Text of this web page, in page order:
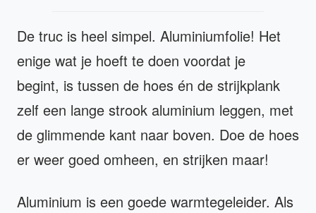
De truc is heel simpel. Aluminiumfolie! Het
enige wat je hoeft te doen voordat je
begint, is tussen de hoes én de strijkplank
zelf een lange strook aluminium leggen, met
de glimmende kant naar boven. Doe de hoes
er weer goed omheen, en strijken maar!
Aluminium is een goede warmtegeleider. Als